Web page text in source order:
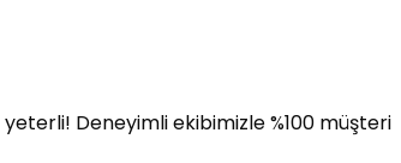
Deneyimli ekibimizle %100 müşteri